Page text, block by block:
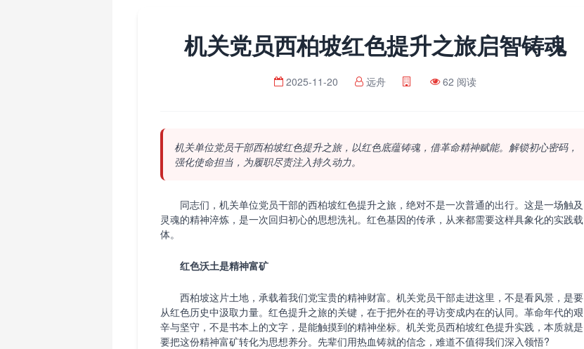
机关党员西柏坡红色提升之旅启智铸魂
2025-11-20 远舟 62 阅读
机关单位党员干部西柏坡红色提升之旅，以红色底蕴铸魂，借革命精神赋能。解锁初心密码，
强化使命担当，为履职尽责注入持久动力。
同志们，机关单位党员干部的西柏坡红色提升之旅，绝对不是一次普通的出行。这是一场触及
灵魂的精神淬炼，是一次回归初心的思想洗礼。红色基因的传承，从来都需要这样具象化的实践载
体。
红色沃土是精神富矿
西柏坡这片土地，承载着我们党宝贵的精神财富。机关党员干部走进这里，不是看风景，是要
从红色历史中汲取力量。红色提升之旅的关键，在于把外在的寻访变成内在的认同。革命年代的艰
辛与坚守，不是书本上的文字，是能触摸到的精神坐标。机关党员西柏坡红色提升实践，本质就是
要把这份精神富矿转化为思想养分。先辈们用热血铸就的信念，难道不值得我们深入领悟?